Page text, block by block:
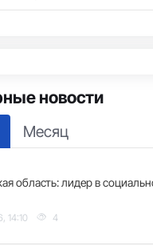
новости
Месяц
область: лидер в
14:10 4